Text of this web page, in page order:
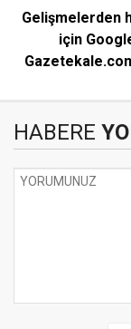
Gelişmelerden
için
HABERE